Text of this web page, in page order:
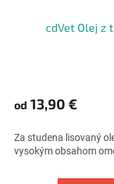
cdVet Olej z
produktu
je
z
5
od 13,90 €
Za studena lisovaný
vysokým obsahom